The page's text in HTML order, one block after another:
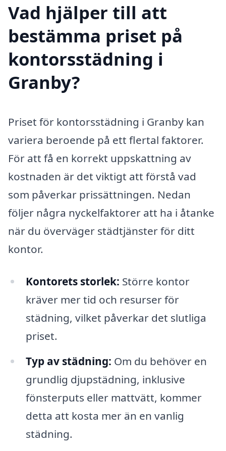
Vad hjälper till att
bestämma priset på
kontorsstädning i
Granby?
Priset för kontorsstädning i Granby kan
variera beroende på ett flertal faktorer.
För att få en korrekt uppskattning av
kostnaden är det viktigt att förstå vad
som påverkar prissättningen. Nedan
följer några nyckelfaktorer att ha i åtanke
när du överväger städtjänster för ditt
kontor.
Kontorets storlek: Större kontor
kräver mer tid och resurser för
städning, vilket påverkar det slutliga
priset.
Typ av städning: Om du behöver en
grundlig djupstädning, inklusive
fönsterputs eller mattvätt, kommer
detta att kosta mer än en vanlig
städning.